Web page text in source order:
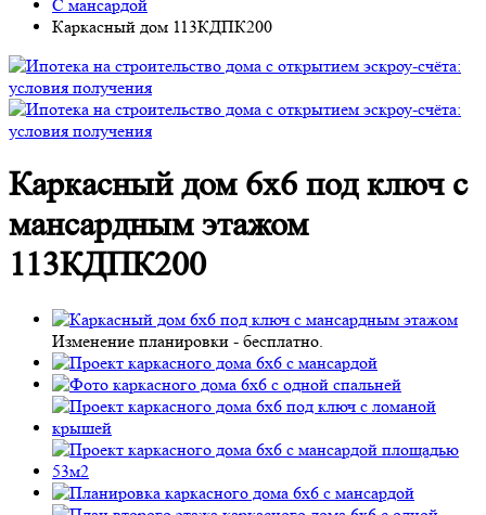
С мансардой
Каркасный дом 113КДПК200
Каркасный дом 6х6 под ключ с
мансардным этажом
113КДПК200
Изменение планировки - бесплатно.